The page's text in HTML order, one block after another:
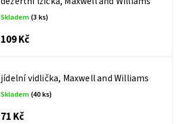
Skladem(3 ks)
109 Kč
jídelní vidlička, Maxwell and Williams
Skladem(40 ks)
71 Kč